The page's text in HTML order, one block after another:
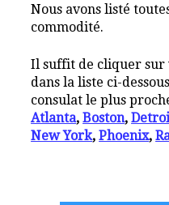
Nous avons listé
commodité.
Il suffit de cliquer sur
dans la liste ci-
consulat le plus
Atlanta,Boston,
New York,Phoenix,